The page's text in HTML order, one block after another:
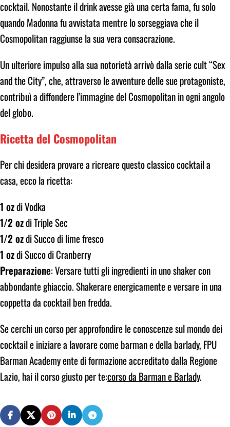
cocktail. Nonostante il drink avesse già una certa fama, fu solo
quando Madonna fu avvistata mentre lo sorseggiava che il
Cosmopolitan raggiunse la sua vera consacrazione.
Un ulteriore impulso alla sua notorietà arrivò dalla serie cult “Sex
and the City”, che, attraverso le avventure delle sue protagoniste,
contribuì a diffondere l’immagine del Cosmopolitan in ogni angolo
del globo.
Ricetta del Cosmopolitan
Per chi desidera provare a ricreare questo classico cocktail a
casa, ecco la ricetta:
1 ozdi Vodka
1/2 ozdi Triple Sec
1/2 ozdi Succo di lime fresco
1 ozdi Succo di Cranberry
Preparazione: Versare tutti gli ingredienti in uno shaker con
abbondante ghiaccio. Shakerare energicamente e versare in una
coppetta da cocktail ben fredda.
Se cerchi un corso per approfondire le conoscenze sul mondo dei
cocktail e iniziare a lavorare come barman e della barlady, FPU
Barman Academy ente di formazione accreditato dalla Regione
Lazio, hai il corso giusto per te:corso da Barman e Barlady.